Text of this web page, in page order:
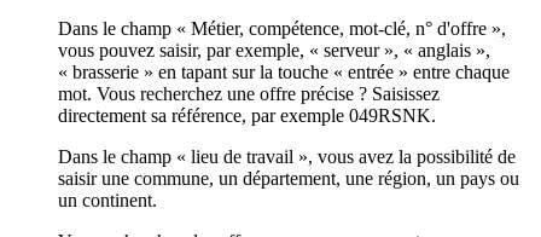
Dans le champ « Métier, compétence, mot-clé, n° d'offre »,
vous pouvez saisir, par exemple, « serveur », « anglais »,
« brasserie » en tapant sur la touche « entrée » entre chaque
mot. Vous recherchez une offre précise ? Saisissez
directement sa référence, par exemple 049RSNK.
Dans le champ « lieu de travail », vous avez la possibilité de
saisir une commune, un département, une région, un pays ou
un continent.